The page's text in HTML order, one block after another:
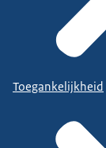
Toegankelijkheid